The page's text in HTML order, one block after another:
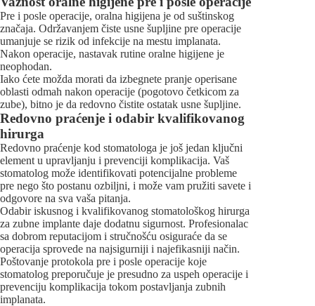
Pre i posle operacije, oralna higijena je od suštinskog
značaja. Održavanjem čiste usne šupljine pre operacije
umanjuje se rizik od infekcije na mestu implanata.
Nakon operacije, nastavak rutine oralne higijene je
neophodan.
Iako ćete možda morati da izbegnete pranje operisane
oblasti odmah nakon operacije (pogotovo četkicom za
zube), bitno je da redovno čistite ostatak usne šupljine.
Redovno praćenje i odabir kvalifikovanog
hirurga
Redovno praćenje kod stomatologa je još jedan ključni
element u upravljanju i prevenciji komplikacija. Vaš
stomatolog može identifikovati potencijalne probleme
pre nego što postanu ozbiljni, i može vam pružiti savete i
odgovore na sva vaša pitanja.
Odabir iskusnog i kvalifikovanog stomatološkog hirurga
za zubne implante daje dodatnu sigurnost. Profesionalac
sa dobrom reputacijom i stručnošću osiguraće da se
operacija sprovede na najsigurniji i najefikasniji način.
Poštovanje protokola pre i posle operacije koje
stomatolog preporučuje je presudno za uspeh operacije i
prevenciju komplikacija tokom postavljanja zubnih
implanata.